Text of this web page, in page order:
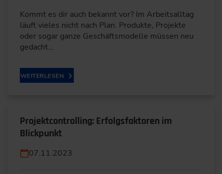
Kommt es dir auch bekannt vor? Im Arbeitsalltag
läuft vieles nicht nach Plan. Produkte, Projekte
oder sogar ganze Geschäftsmodelle müssen neu
gedacht…
WEITERLESEN
Projektcontrolling: Erfolgsfaktoren im
Blickpunkt
07.11.2023